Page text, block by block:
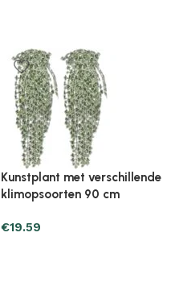
Plantenonline Broeikas
cm vurenhout bruin
€85.25